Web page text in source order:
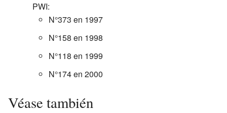
PWI:
N°373 en 1997
N°158 en 1998
N°118 en 1999
N°174 en 2000
Véase también